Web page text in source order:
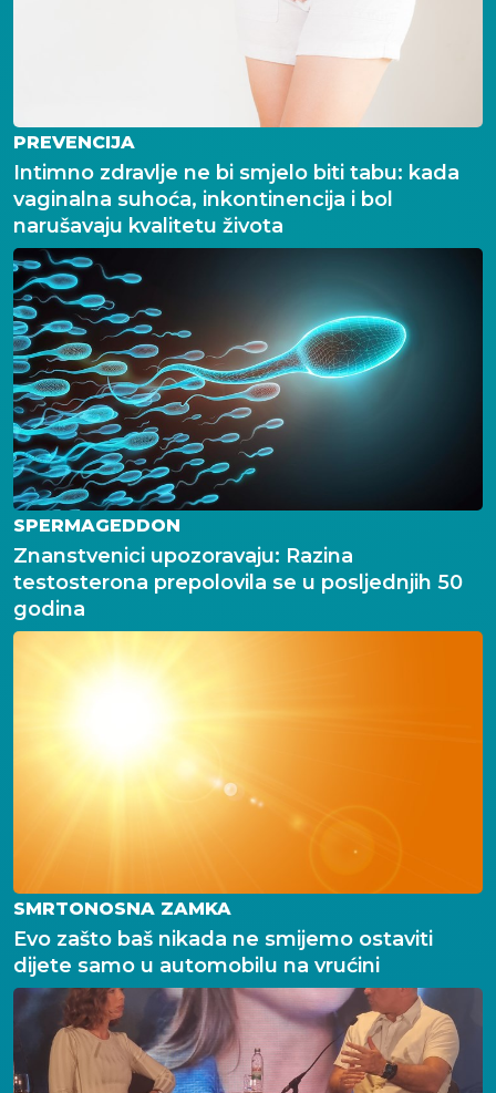
PREVENCIJA
Intimno zdravlje ne bi smjelo biti tabu: kada
vaginalna suhoća, inkontinencija i bol
narušavaju kvalitetu života
SPERMAGEDDON
Znanstvenici upozoravaju: Razina
testosterona prepolovila se u posljednjih 50
godina
SMRTONOSNA ZAMKA
Evo zašto baš nikada ne smijemo ostaviti
dijete samo u automobilu na vrućini